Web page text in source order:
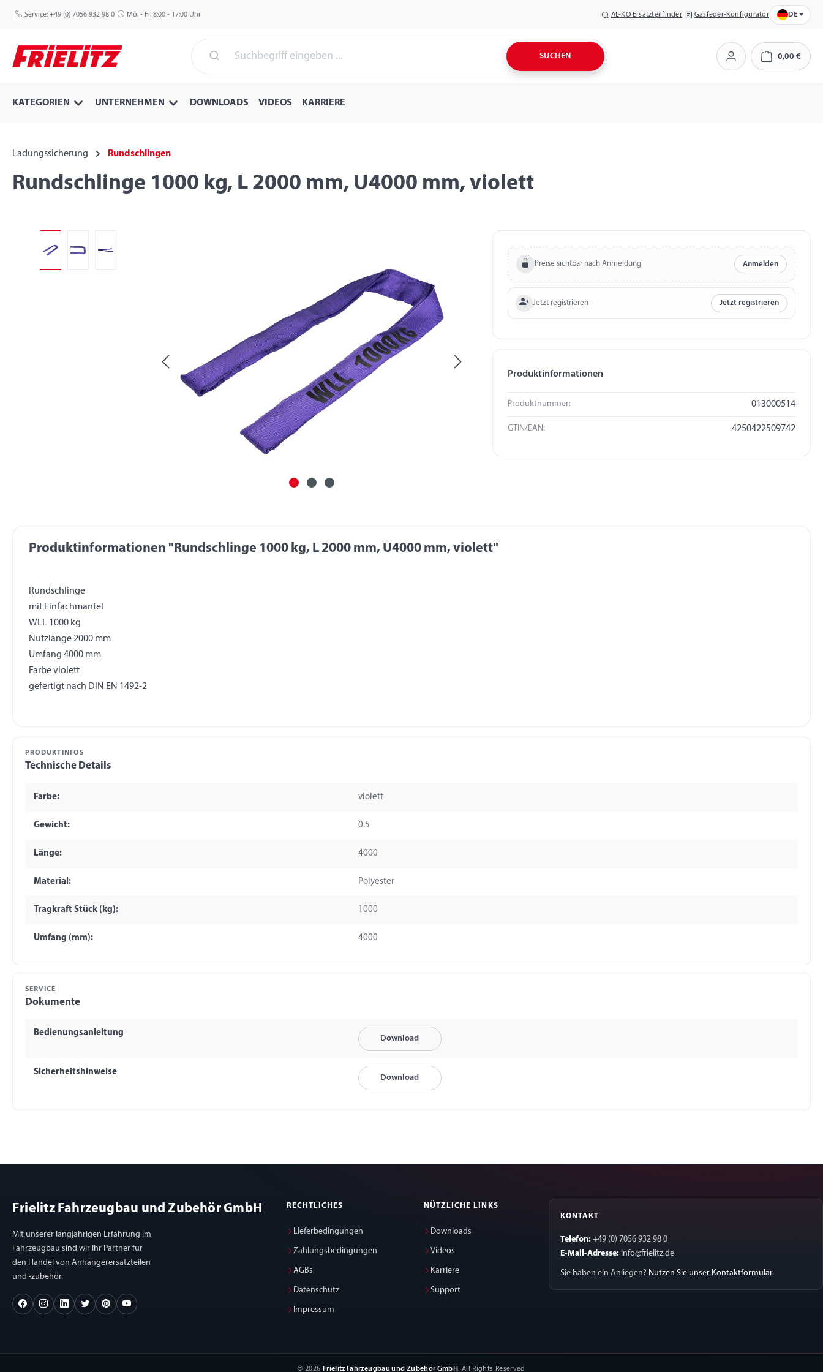
Hauptinhalt springen
Zur Suche springen
Zur Hauptnavigation springen
Service: +49 (0) 7056 932 98 0 Mo. - Fr. 8:00 - 17:00 Uhr AL-KO Ersatzteilfinder Gasfeder-Konfigurator DE
SUCHEN 0,00 €
KATEGORIEN UNTERNEHMEN DOWNLOADS VIDEOS KARRIERE
Ladungssicherung Rundschlingen
Rundschlinge 1000 kg, L 2000 mm, U4000 mm, violett
Preise sichtbar nach Anmeldung Anmelden
Jetzt registrieren Jetzt registrieren
Produktinformationen
Produktnummer: 013000514
GTIN/EAN: 4250422509742
Produktinformationen "Rundschlinge 1000 kg, L 2000 mm, U4000 mm, violett"
Rundschlinge
mit Einfachmantel
WLL 1000 kg
Nutzlänge 2000 mm
Umfang 4000 mm
Farbe violett
gefertigt nach DIN EN 1492-2
PRODUKTINFOS
Technische Details
Farbe: violett
Gewicht: 0.5
Länge: 4000
Material: Polyester
Tragkraft Stück (kg): 1000
Umfang (mm): 4000
SERVICE
Dokumente
Bedienungsanleitung
Download
Sicherheitshinweise
Download
Frielitz Fahrzeugbau und Zubehör GmbH
Mit unserer langjährigen Erfahrung im
Fahrzeugbau sind wir Ihr Partner für
den Handel von Anhängerersatzteilen
und -zubehör.
RECHTLICHES
Lieferbedingungen
Zahlungsbedingungen
AGBs
Datenschutz
Impressum
NÜTZLICHE LINKS
Downloads
Videos
Karriere
Support
KONTAKT
Telefon: +49 (0) 7056 932 98 0
E-Mail-Adresse: info@frielitz.de
Sie haben ein Anliegen? Nutzen Sie unser Kontaktformular.
© 2026 Frielitz Fahrzeugbau und Zubehör GmbH. All Rights Reserved